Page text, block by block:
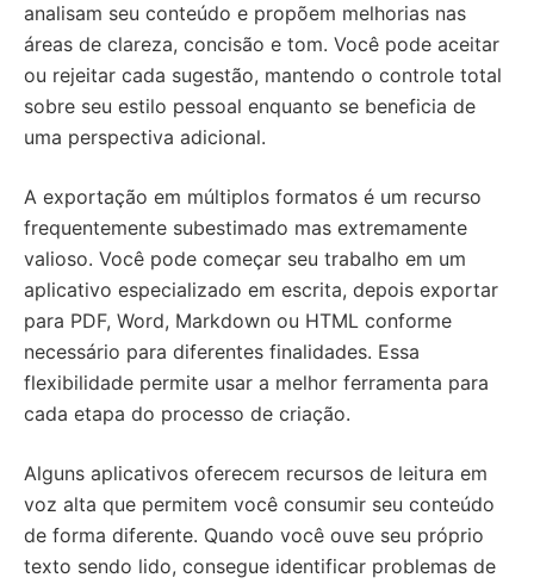
analisam seu conteúdo e propõem melhorias nas
áreas de clareza, concisão e tom. Você pode aceitar
ou rejeitar cada sugestão, mantendo o controle total
sobre seu estilo pessoal enquanto se beneficia de
uma perspectiva adicional.
A exportação em múltiplos formatos é um recurso
frequentemente subestimado mas extremamente
valioso. Você pode começar seu trabalho em um
aplicativo especializado em escrita, depois exportar
para PDF, Word, Markdown ou HTML conforme
necessário para diferentes finalidades. Essa
flexibilidade permite usar a melhor ferramenta para
cada etapa do processo de criação.
Alguns aplicativos oferecem recursos de leitura em
voz alta que permitem você consumir seu conteúdo
de forma diferente. Quando você ouve seu próprio
texto sendo lido, consegue identificar problemas de